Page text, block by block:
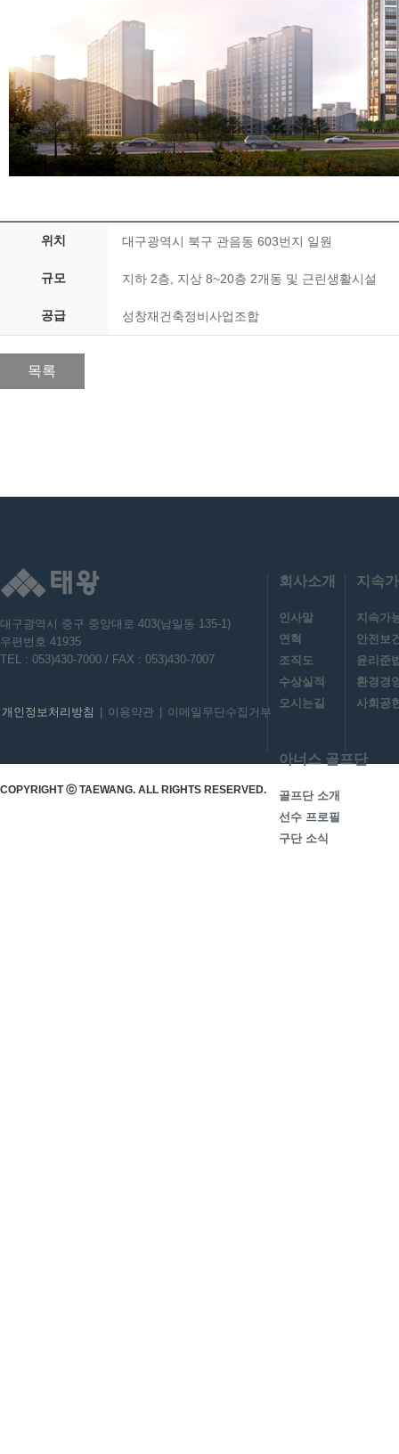
위치 대구광역시 북구 관음동 603번지 일원
규모 지하 2층, 지상 8~20층 2개동 및 근린생활시설
공급 성창재건축정비사업조합
목록
대구광역시 중구 중앙대로 403(남일동 135-1)
우편번호 41935
TEL : 053)430-7000 / FAX : 053)430-7007
개인정보처리방침 이용약관 이메일무단수집거부
회사소개
인사말
연혁
조직도
수상실적
오시는길
지속
지속가
안전보
윤리준
환경경
사회공
아너스 골프단
골프단 소개
선수 프로필
구단 소식
COPYRIGHT ⓒ TAEWANG. ALL RIGHTS RESERVED.